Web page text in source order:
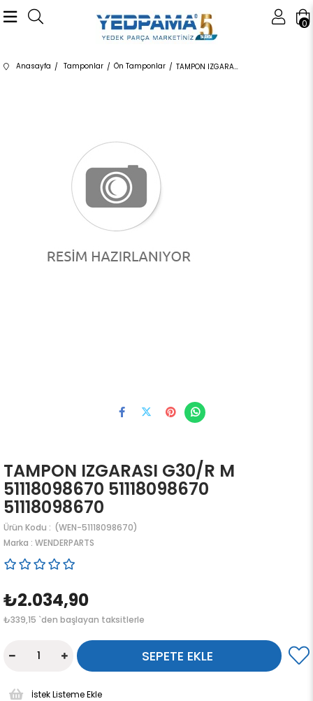
0
Anasayfa Tamponlar Ön Tamponlar TAMPON IZGARASI G30/R M 51118098670 51118098670 51118098670
TAMPON IZGARASI G30/R M
51118098670 51118098670
51118098670
(WEN-51118098670)
Marka : WENDERPARTS
₺2.034,90
₺339,15 `den başlayan taksitlerle
İstek Listeme Ekle